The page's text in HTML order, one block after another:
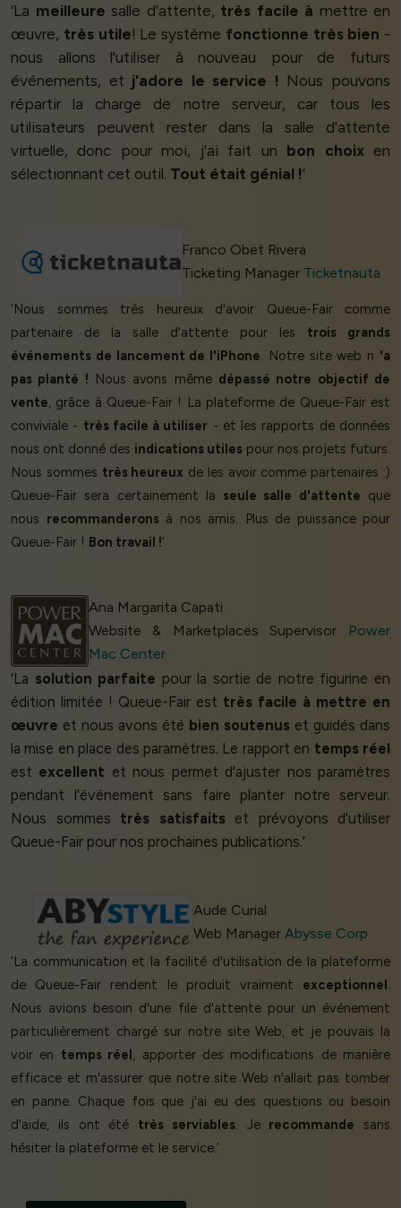
‘La meilleure salle d'attente, très facile à mettre en
œuvre, très utile! Le système fonctionne très bien -
nous allons l'utiliser à nouveau pour de futurs
événements, et j'adore le service ! Nous pouvons
répartir la charge de notre serveur, car tous les
utilisateurs peuvent rester dans la salle d'attente
virtuelle, donc pour moi, j'ai fait un bon choixen
sélectionnant cet outil. Tout était génial !’
Franco Obet Rivera
Ticketing Manager Ticketnauta
‘Nous sommes très heureux d'avoir Queue-Fair comme
partenaire de la salle d'attente pour les trois grands
événements de lancement de l'iPhone. Notre site web n 'a
pas planté ! Nous avons même dépassé notre objectif de
vente, grâce à Queue-Fair ! La plateforme de Queue-Fair est
conviviale - très facile à utiliser - et les rapports de données
nous ont donné des indications utiles pour nos projets futurs.
Nous sommes très heureux de les avoir comme partenaires :)
Queue-Fair sera certainement la seule salle d'attente que
nous recommanderonsà nos amis. Plus de puissance pour
Queue-Fair ! Bon travail !’
Ana Margarita Capati
Website & Marketplaces Supervisor
Power
Mac Center
‘La solution parfaite pour la sortie de notre figurine en
édition limitée ! Queue-Fair est très facile à mettre en
œuvre et nous avons été bien soutenus et guidés dans
la mise en place des paramètres. Le rapport en temps réel
est excellent et nous permet d'ajuster nos paramètres
pendant l'événement sans faire planter notre serveur.
Nous sommes très satisfaitset prévoyons d'utiliser
Queue-Fair pour nos prochaines publications.’
Aude Curial
Web ManagerAbysse Corp
‘La communication et la facilité d'utilisation de la plateforme
de Queue-Fair rendent le produit vraiment exceptionnel.
Nous avions besoin d'une file d'attente pour un événement
particulièrement chargé sur notre site Web, et je pouvais la
voir en temps réel, apporter des modifications de manière
efficace et m'assurer que notre site Web n'allait pas tomber
en panne. Chaque fois que j'ai eu des questions ou besoin
d'aide, ils ont été très serviables. Je recommande sans
hésiter la plateforme et le service.’